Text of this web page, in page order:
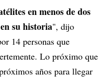
en menos de dos
su historia", dijo
14 personas que
Lo próximo que
años para llegar